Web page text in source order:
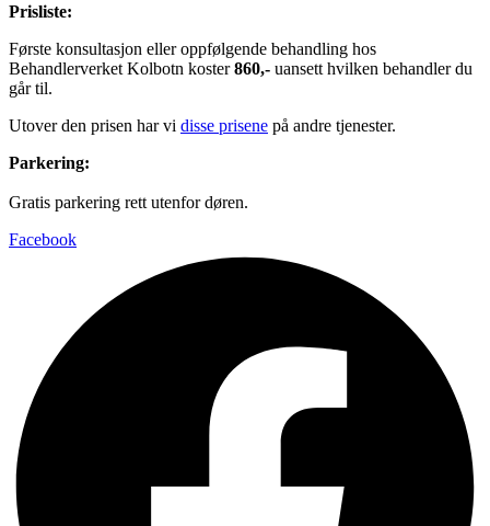
Prisliste:
Første konsultasjon eller oppfølgende behandling hos
Behandlerverket Kolbotn koster860,- uansett hvilken behandler du
går til.
Utover den prisen har vi disse prisene på andre tjenester.
Parkering:
Gratis parkering rett utenfor døren.
Facebook